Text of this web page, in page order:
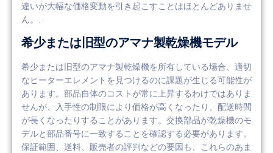
違いが大幅な価格変動を引き起こすことはほとんどありませ
ん。.
希少または旧型のアマナ製乾燥機モデル
希少または旧型のアマナ製乾燥機を所有している場合、適切
なヒーターエレメントを見つけるのに課題が生じる可能性が
あります。部品自体のコストが常に上昇するわけではありま
せんが、入手性の制限により価格が高くなったり、配送時間
が長くなったりすることがあります。交換部品が乾燥機のモ
デルと部品番号に一致することを確認する必要があります。
保証範囲、送料、販売者の評判などの要因も、これらのあま